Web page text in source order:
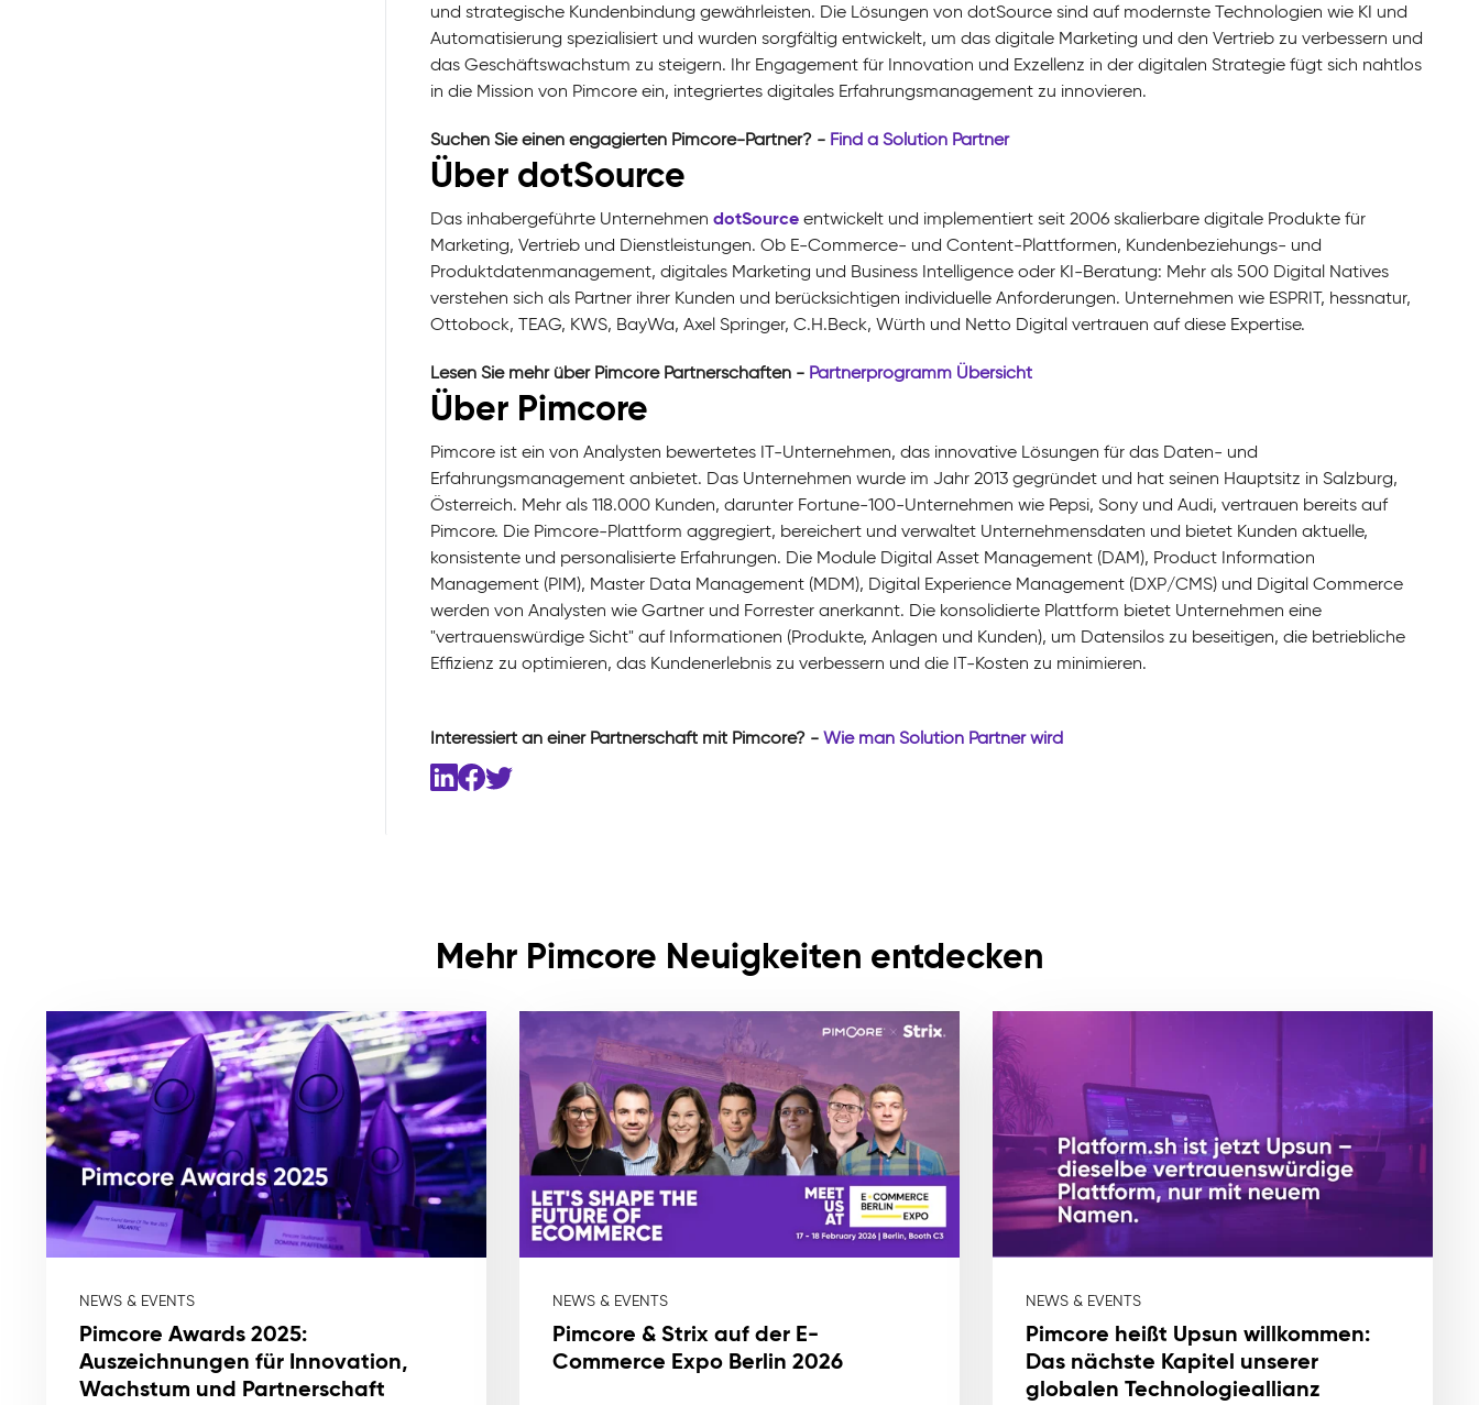
und strategische Kundenbindung gewährleisten. Die Lösungen von dotSource sind auf modernste Technologien wie KI und
Automatisierung spezialisiert und wurden sorgfältig entwickelt, um das digitale Marketing und den Vertrieb zu verbessern und
das Geschäftswachstum zu steigern. Ihr Engagement für Innovation und Exzellenz in der digitalen Strategie fügt sich nahtlos
in die Mission von Pimcore ein, integriertes digitales Erfahrungsmanagement zu innovieren.
Suchen Sie einen engagierten Pimcore-Partner? - Find a Solution Partner
Über dotSource
Das inhabergeführte Unternehmen dotSource entwickelt und implementiert seit 2006 skalierbare digitale Produkte für
Marketing, Vertrieb und Dienstleistungen. Ob E-Commerce- und Content-Plattformen, Kundenbeziehungs- und
Produktdatenmanagement, digitales Marketing und Business Intelligence oder KI-Beratung: Mehr als 500 Digital Natives
verstehen sich als Partner ihrer Kunden und berücksichtigen individuelle Anforderungen. Unternehmen wie ESPRIT, hessnatur,
Ottobock, TEAG, KWS, BayWa, Axel Springer, C.H.Beck, Würth und Netto Digital vertrauen auf diese Expertise.
Lesen Sie mehr über Pimcore Partnerschaften - Partnerprogramm Übersicht
Über Pimcore
Pimcore ist ein von Analysten bewertetes IT-Unternehmen, das innovative Lösungen für das Daten- und
Erfahrungsmanagement anbietet. Das Unternehmen wurde im Jahr 2013 gegründet und hat seinen Hauptsitz in Salzburg,
Österreich. Mehr als 118.000 Kunden, darunter Fortune-100-Unternehmen wie Pepsi, Sony und Audi, vertrauen bereits auf
Pimcore. Die Pimcore-Plattform aggregiert, bereichert und verwaltet Unternehmensdaten und bietet Kunden aktuelle,
konsistente und personalisierte Erfahrungen. Die Module Digital Asset Management (DAM), Product Information
Management (PIM), Master Data Management (MDM), Digital Experience Management (DXP/CMS) und Digital Commerce
werden von Analysten wie Gartner und Forrester anerkannt. Die konsolidierte Plattform bietet Unternehmen eine
"vertrauenswürdige Sicht" auf Informationen (Produkte, Anlagen und Kunden), um Datensilos zu beseitigen, die betriebliche
Effizienz zu optimieren, das Kundenerlebnis zu verbessern und die IT-Kosten zu minimieren.
Interessiert an einer Partnerschaft mit Pimcore? - Wie man Solution Partner wird
Mehr Pimcore Neuigkeiten entdecken
NEWS & EVENTS
Pimcore Awards 2025:
Auszeichnungen für Innovation,
Wachstum und Partnerschaft
NEWS & EVENTS
Pimcore & Strix auf der E-
Commerce Expo Berlin 2026
NEWS & EVENTS
Pimcore heißt Upsun willkommen:
Das nächste Kapitel unserer
globalen Technologieallianz